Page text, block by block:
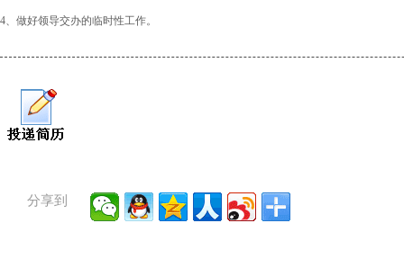
4、做好领导交办的临时性工作。
分享到